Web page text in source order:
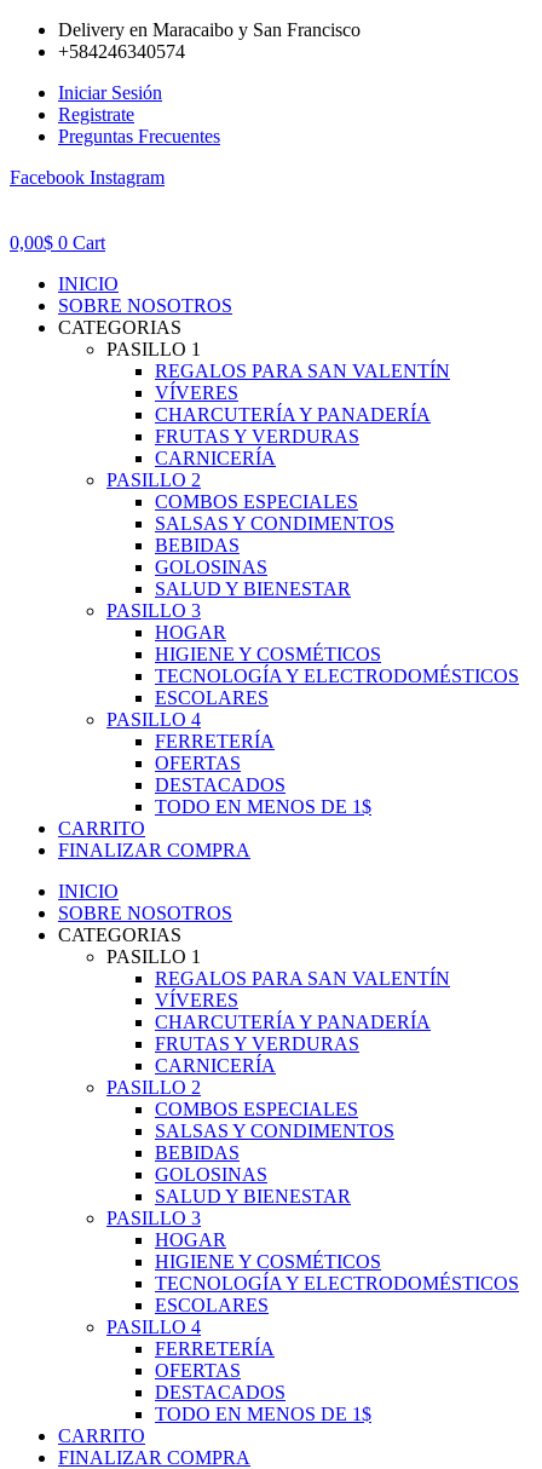
Delivery en Maracaibo y San Francisco
+584246340574
Iniciar Sesión
Registrate
Preguntas Frecuentes
Facebook Instagram
0,00$ 0 Cart
INICIO
SOBRE NOSOTROS
CATEGORIAS
PASILLO 1
REGALOS PARA SAN VALENTÍN
VÍVERES
CHARCUTERÍA Y PANADERÍA
FRUTAS Y VERDURAS
CARNICERÍA
PASILLO 2
COMBOS ESPECIALES
SALSAS Y CONDIMENTOS
BEBIDAS
GOLOSINAS
SALUD Y BIENESTAR
PASILLO 3
HOGAR
HIGIENE Y COSMÉTICOS
TECNOLOGÍA Y ELECTRODOMÉSTICOS
ESCOLARES
PASILLO 4
FERRETERÍA
OFERTAS
DESTACADOS
TODO EN MENOS DE 1$
CARRITO
FINALIZAR COMPRA
INICIO
SOBRE NOSOTROS
CATEGORIAS
PASILLO 1
REGALOS PARA SAN VALENTÍN
VÍVERES
CHARCUTERÍA Y PANADERÍA
FRUTAS Y VERDURAS
CARNICERÍA
PASILLO 2
COMBOS ESPECIALES
SALSAS Y CONDIMENTOS
BEBIDAS
GOLOSINAS
SALUD Y BIENESTAR
PASILLO 3
HOGAR
HIGIENE Y COSMÉTICOS
TECNOLOGÍA Y ELECTRODOMÉSTICOS
ESCOLARES
PASILLO 4
FERRETERÍA
OFERTAS
DESTACADOS
TODO EN MENOS DE 1$
CARRITO
FINALIZAR COMPRA